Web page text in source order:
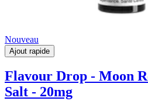
Nouveau
Ajout rapide
Flavour Drop - Moon
Salt - 20mg